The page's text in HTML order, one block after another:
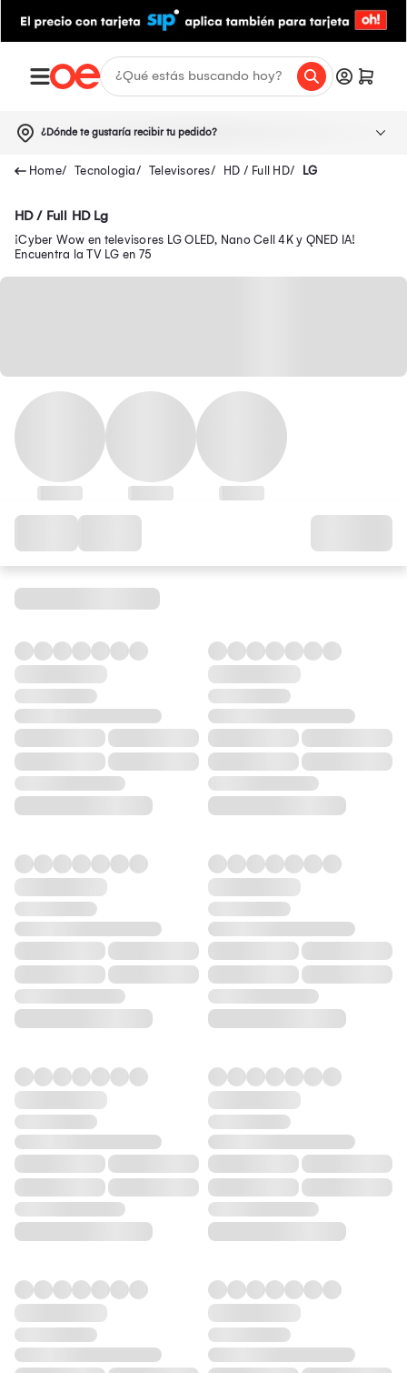
¿Dónde te gustaría recibir tu pedido?
Tecnologia Televisores HD / Full HD LG
HD / Full HD Lg
¡Cyber Wow en televisores LG OLED, Nano Cell 4K y QNED IA!
Encuentra la TV LG en 75